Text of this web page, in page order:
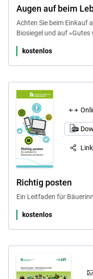
Augen auf beim
Achten Sie beim Einkauf
Biosiegel und auf »Gutes
kostenlos
Richtig posten
Ein Leitfaden für
kostenlos